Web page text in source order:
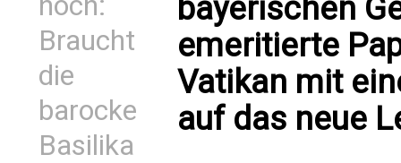
Braucht
die
barocke
Basilika
bayerischen
emeritierte
Vatikan mit
auf das neue